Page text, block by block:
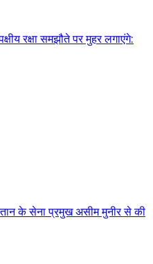
रक्षा समझौते पर मुहर लगाएंगे:
के सेना प्रमुख असीम मुनीर से की